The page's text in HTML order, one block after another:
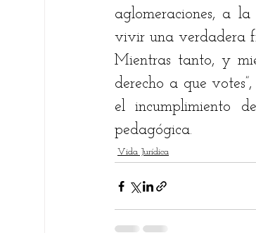
aglomeraciones, a
vivir una verdadera
Mientras tanto, y
derecho a que
el incumplimiento
pedagógica.
Vida Jurídica